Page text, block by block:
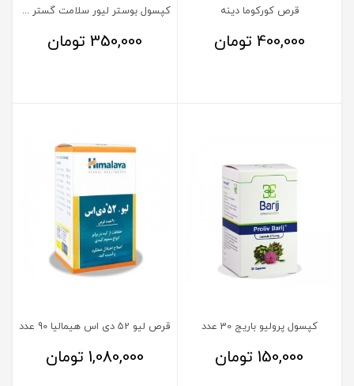
قرص کورکوما دینه
400,000 تومان
کپسول بوستر لیور سلامت گستر آرتیمان
350,000 تومان
کپسول پرولیو باریج 30 عدد
150,000 تومان
قرص لیو 52 دی اس هیمالیا 90 عدد
1,080,000 تومان